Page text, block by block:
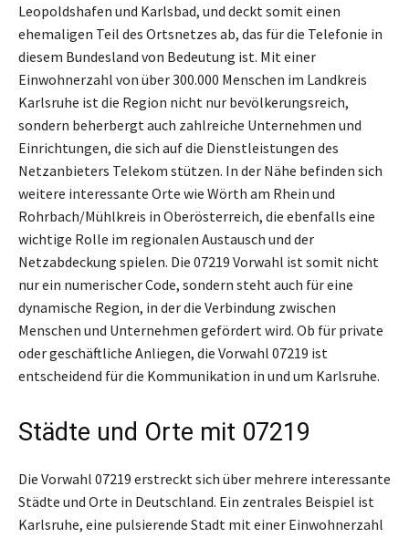
Leopoldshafen und Karlsbad, und deckt somit einen
ehemaligen Teil des Ortsnetzes ab, das für die Telefonie in
diesem Bundesland von Bedeutung ist. Mit einer
Einwohnerzahl von über 300.000 Menschen im Landkreis
Karlsruhe ist die Region nicht nur bevölkerungsreich,
sondern beherbergt auch zahlreiche Unternehmen und
Einrichtungen, die sich auf die Dienstleistungen des
Netzanbieters Telekom stützen. In der Nähe befinden sich
weitere interessante Orte wie Wörth am Rhein und
Rohrbach/Mühlkreis in Oberösterreich, die ebenfalls eine
wichtige Rolle im regionalen Austausch und der
Netzabdeckung spielen. Die 07219 Vorwahl ist somit nicht
nur ein numerischer Code, sondern steht auch für eine
dynamische Region, in der die Verbindung zwischen
Menschen und Unternehmen gefördert wird. Ob für private
oder geschäftliche Anliegen, die Vorwahl 07219 ist
entscheidend für die Kommunikation in und um Karlsruhe.
Städte und Orte mit 07219
Die Vorwahl 07219 erstreckt sich über mehrere interessante
Städte und Orte in Deutschland. Ein zentrales Beispiel ist
Karlsruhe, eine pulsierende Stadt mit einer Einwohnerzahl